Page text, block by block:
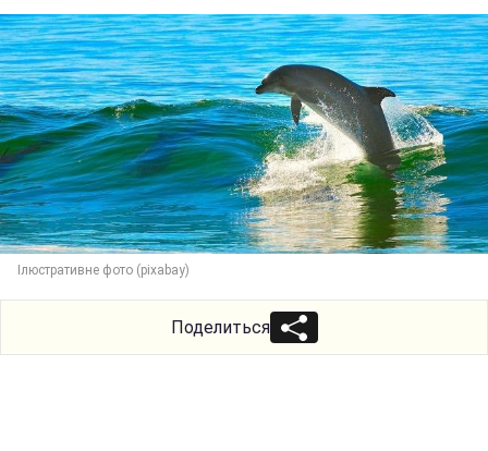
Ілюстративне фото (pixabay)
Поделиться